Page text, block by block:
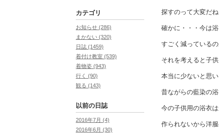
探すのって大変だ
確かに・・・今は
すごく減っている
それを考えると子
本当に少ないと思
昔ながらの藍染の
今の子供用の浴衣
作られないから洋
カテゴリ
お知らせ (286)
まかない (320)
日誌 (1459)
着付け教室 (539)
着物姿 (943)
行く (90)
観る (143)
以前の日誌
2016年7月 (4)
2016年6月 (30)